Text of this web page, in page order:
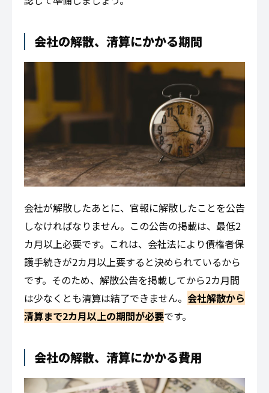
会社の解散、清算にかかる期間
会社が解散したあとに、官報に解散したことを公告
しなければなりません。この公告の掲載は、最低2
カ月以上必要です。これは、会社法により債権者保
護手続きが2カ月以上要すると決められているから
です。そのため、解散公告を掲載してから2カ月間
は少なくとも清算は結了できません。 会社解散から
清算まで2カ月以上の期間が必要です。
会社の解散、清算にかかる費用